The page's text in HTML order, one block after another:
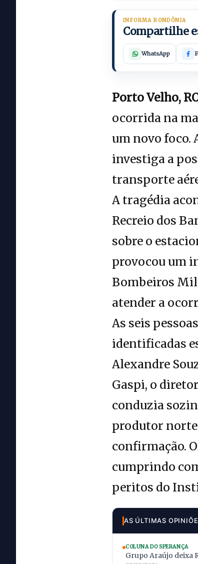
INFORMA RONDÔNIA
Compartilhe
WhatsApp
Porto Velho,
ocorrida na
um novo foco.
investiga a
transporte
A tragédia
Recreio dos
sobre o
provocou um
Bombeiros
atender a
As seis
identificadas
Alexandre
Gaspi, o
conduzia
produtor
confirmação.
cumprindo
peritos do
AS ÚLTIMAS
COLUNA DO SPERANÇA
Grupo Araújo deixa